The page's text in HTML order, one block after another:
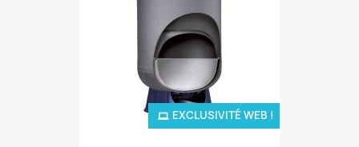
EXCLUSIVITÉ WEB !